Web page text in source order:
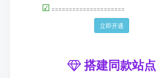
☑ =====================
立即开通
搭建同款站点